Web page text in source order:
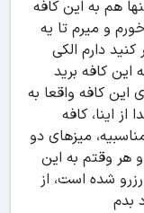
هم به این کافه
و میرم تا یه
دارم الکی
این کافه برید
کافه واقعا به
اینا، کافه
میزهای دو
هر وقتم به این
شده است، از
بدم